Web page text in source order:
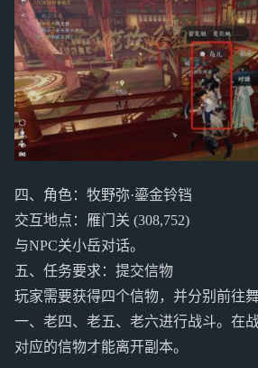
四、角色：牧野弥·鎏金铃铛
交互地点：雁门关 (308,752)
与NPC关小岳对话。
五、任务要求：提交信物
玩家需要获得四个信物，并分别前往
一、老四、老五、老六进行战斗。在
对应的信物才能离开副本。